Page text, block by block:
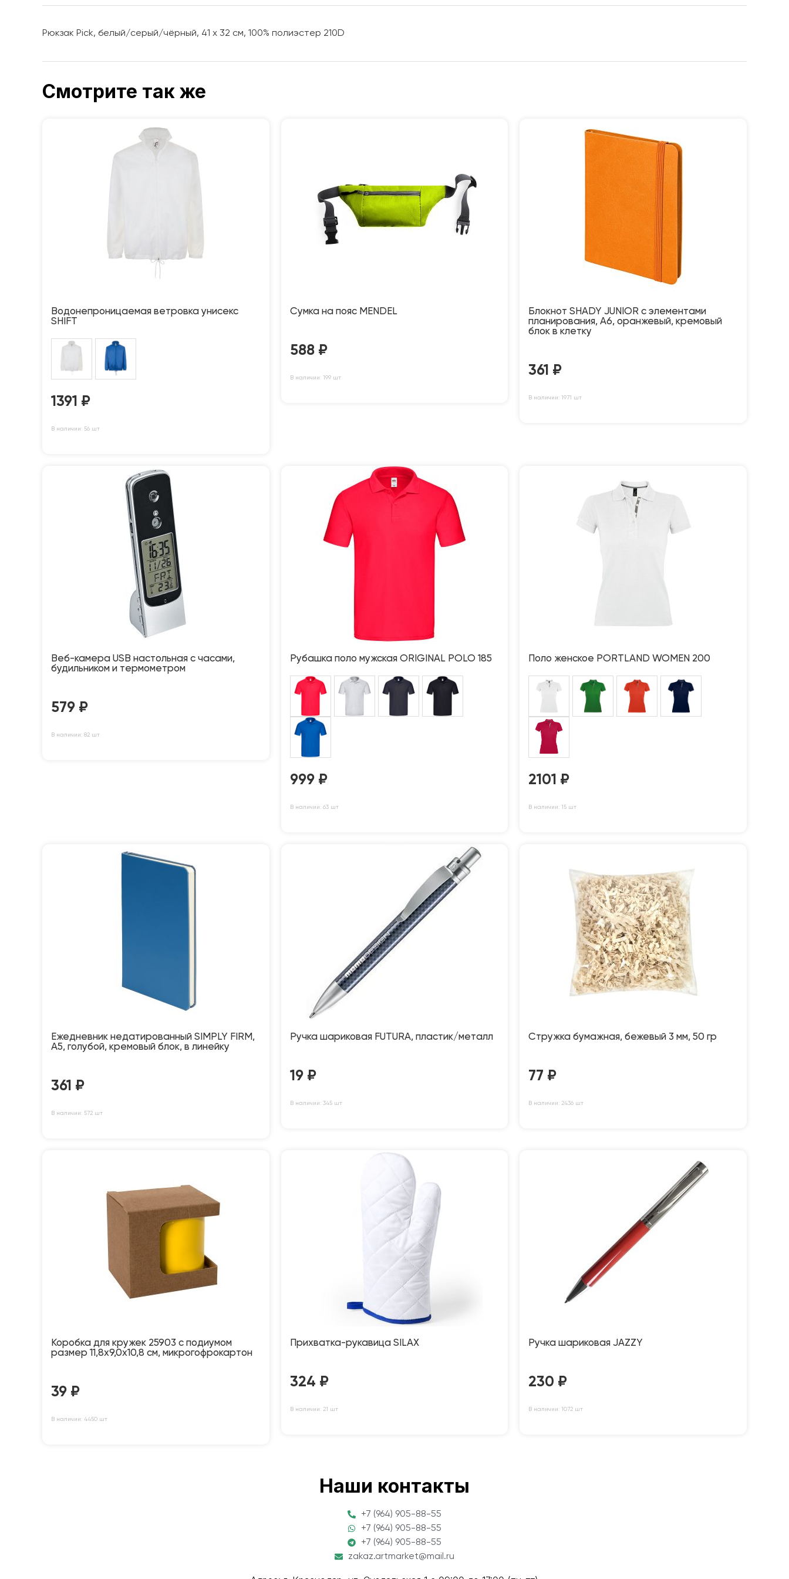
Рюкзак Pick, белый/серый/чёрный, 41 x 32 см, 100% полиэстер 210D
Смотрите так же
Водонепроницаемая ветровка унисекс
SHIFT
1391 ₽
В наличии: 56 шт
Сумка на пояс MENDEL
588 ₽
В наличии: 199 шт
Блокнот SHADY JUNIOR с элементами
планирования, А6, оранжевый, кремовый
блок в клетку
361 ₽
В наличии: 1971 шт
Веб-камера USB настольная с часами,
будильником и термометром
579 ₽
В наличии: 82 шт
Рубашка поло мужская ORIGINAL POLO 185
999 ₽
В наличии: 63 шт
Поло женское PORTLAND WOMEN 200
2101 ₽
В наличии: 15 шт
Ежедневник недатированный SIMPLY FIRM,
А5, голубой, кремовый блок, в линейку
361 ₽
В наличии: 572 шт
Ручка шариковая FUTURA, пластик/металл
19 ₽
В наличии: 345 шт
Стружка бумажная, бежевый 3 мм, 50 гр
77 ₽
В наличии: 2436 шт
Коробка для кружек 25903 с подиумом
размер 11,8х9,0х10,8 см, микрогофрокартон
39 ₽
В наличии: 4450 шт
Прихватка-рукавица SILAX
324 ₽
В наличии: 21 шт
Ручка шариковая JAZZY
230 ₽
В наличии: 1072 шт
Наши контакты
+7 (964) 905-88-55
+7 (964) 905-88-55
+7 (964) 905-88-55
zakaz.artmarket@mail.ru